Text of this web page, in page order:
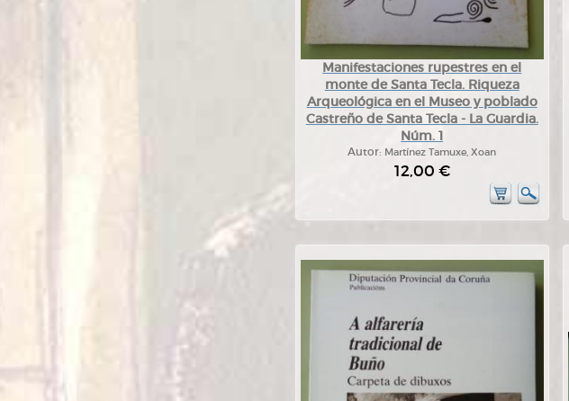
Manifestaciones rupestres en el
monte de Santa Tecla. Riqueza
Arqueológica en el Museo y poblado
Castreño de Santa Tecla - La Guardia.
Núm. 1
Autor: Martínez Tamuxe, Xoan
12,00 €